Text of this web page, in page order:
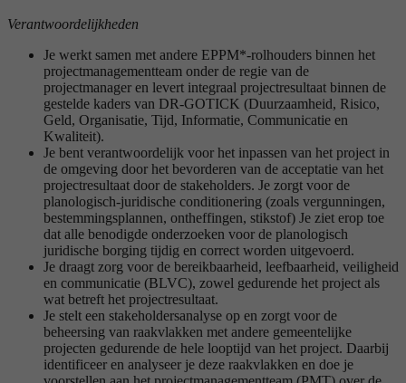
Verantwoordelijkheden
Je werkt samen met andere EPPM*-rolhouders binnen het
projectmanagementteam onder de regie van de
projectmanager en levert integraal projectresultaat binnen de
gestelde kaders van DR-GOTICK (Duurzaamheid, Risico,
Geld, Organisatie, Tijd, Informatie, Communicatie en
Kwaliteit).
Je bent verantwoordelijk voor het inpassen van het project in
de omgeving door het bevorderen van de acceptatie van het
projectresultaat door de stakeholders. Je zorgt voor de
planologisch-juridische conditionering (zoals vergunningen,
bestemmingsplannen, ontheffingen, stikstof) Je ziet erop toe
dat alle benodigde onderzoeken voor de planologisch
juridische borging tijdig en correct worden uitgevoerd.
Je draagt zorg voor de bereikbaarheid, leefbaarheid, veiligheid
en communicatie (BLVC), zowel gedurende het project als
wat betreft het projectresultaat.
Je stelt een stakeholdersanalyse op en zorgt voor de
beheersing van raakvlakken met andere gemeentelijke
projecten gedurende de hele looptijd van het project. Daarbij
identificeer en analyseer je deze raakvlakken en doe je